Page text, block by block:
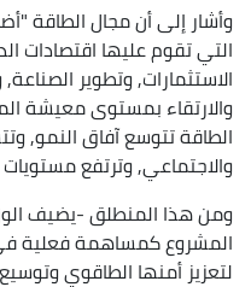
وأشار إلى أن مجال الطاقة
التي تقوم عليها اقتصادات
الاستثمارات, وتطوير
والارتقاء بمستوى معيشة
الطاقة تتوسع آفاق النمو,
والاجتماعي, وترتفع مستويات
ومن هذا المنطلق -يضيف
المشروع كمساهمة فعلية
لتعزيز أمنها الطاقوي وتوسيع